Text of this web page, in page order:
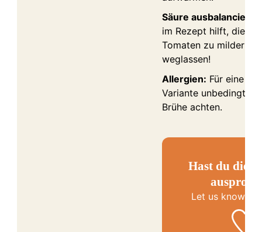
Säure
im Rezept hilft, die
Tomaten zu mildern –
weglassen!
Allergien: Für eine
Variante unbedingt
Brühe achten.
Hast du
Let us know